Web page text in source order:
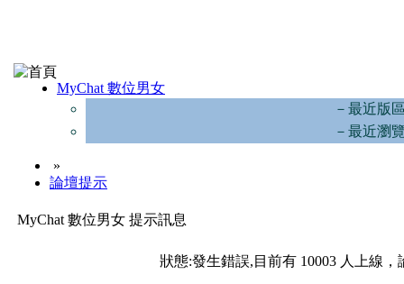
MyChat 數位男女
－最近版
－最近瀏
»
論壇提示
MyChat 數位男女 提示訊息
狀態:發生錯誤,目前有 10003 人上線